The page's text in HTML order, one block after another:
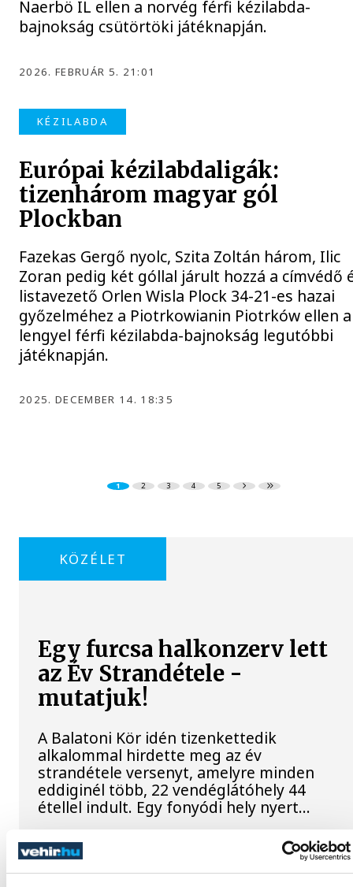
Naerbö IL ellen a norvég férfi kézilabda-
bajnokság csütörtöki játéknapján.
2026. FEBRUÁR 5. 21:01
KÉZILABDA
Európai kézilabdaligák:
tizenhárom magyar gól
Plockban
Fazekas Gergő nyolc, Szita Zoltán három, Ilic
Zoran pedig két góllal járult hozzá a címvédő
listavezető Orlen Wisla Plock 34-21-es hazai
győzelméhez a Piotrkowianin Piotrków ellen a
lengyel férfi kézilabda-bajnokság legutóbbi
játéknapján.
2025. DECEMBER 14. 18:35
1 2 3 4 5
KÖZÉLET
Egy furcsa halkonzerv lett
az Év Strandétele -
mutatjuk!
A Balatoni Kör idén tizenkettedik
alkalommal hirdette meg az év
strandétele versenyt, amelyre minden
eddiginél több, 22 vendéglátóhely 44
étellel indult. Egy fonyódi hely nyert...
Meglepték az elemzőket a